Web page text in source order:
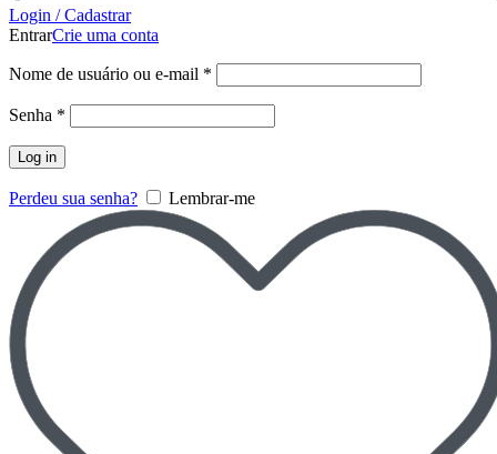
Login / Cadastrar
EntrarCrie uma conta
Nome de usuário ou e-mail *
Senha *
Log in
Perdeu sua senha? Lembrar-me